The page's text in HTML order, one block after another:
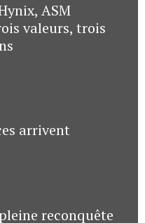
ASM
valeurs, trois
arrivent
reconquête